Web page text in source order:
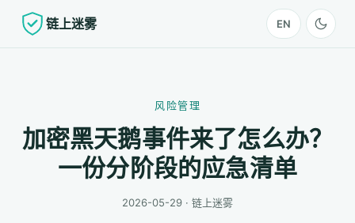
链上迷雾 EN
风险管理
加密黑天鹅事件来了怎么办？
一份分阶段的应急清单
2026-05-29 · 链上迷雾